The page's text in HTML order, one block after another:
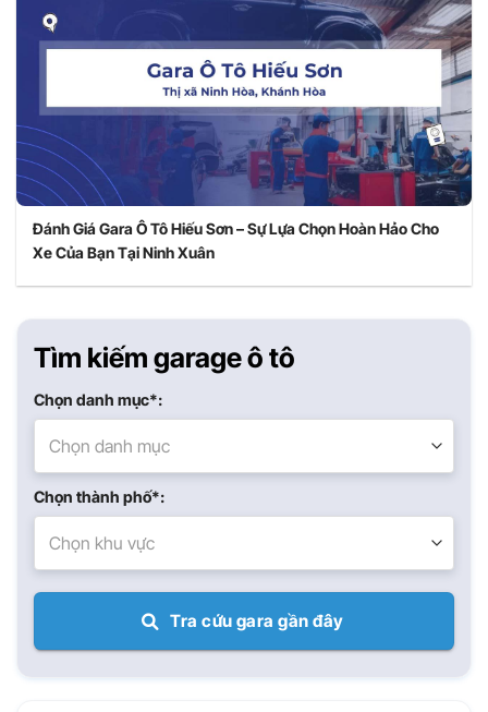
Đánh Giá Gara Ô Tô Hiếu Sơn – Sự Lựa Chọn Hoàn Hảo Cho
Xe Của Bạn Tại Ninh Xuân
Tìm kiếm garage ô tô
Chọn danh mục*:
Chọn danh mục
Chọn thành phố*:
Chọn khu vực
Tra cứu gara gần đây